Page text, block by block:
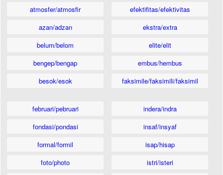
atmosfer/atmosfir
azan/adzan
belum/belom
bengep/bengap
besok/esok
efektifitas/efektivitas
ekstra/extra
elite/elit
embus/hembus
faksimile/faksimili/faksimil
februari/pebruari
fondasi/pondasi
formal/formil
foto/photo
indera/indra
insaf/insyaf
isap/hisap
istri/isteri